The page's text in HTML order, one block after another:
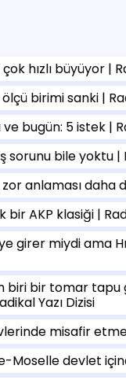
hızlı büyüyor |
birimi sanki |
bugün: 5 istek |
bile yoktu |
anlaması daha
AKP klasiği |
girer miydi ama
biri bir tomar
Yazı Dizisi
misafir
Moselle devlet